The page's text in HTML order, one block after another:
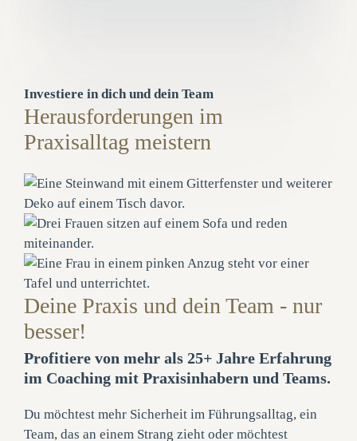
Investiere in dich und dein Team
Herausforderungen im
Praxisalltag meistern
Deine Praxis und dein Team - nur
besser!
Profitiere von mehr als 25+ Jahre Erfahrung
im Coaching mit Praxisinhabern und Teams.
Du möchtest mehr Sicherheit im Führungsalltag, ein
Team, das an einem Strang zieht oder möchtest